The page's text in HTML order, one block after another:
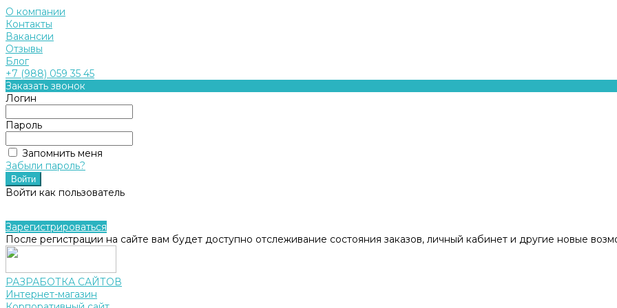
О компании
Контакты
Вакансии
Отзывы
Блог
+7 (988) 059 35 45
Заказать звонок
Логин
Пароль
Запомнить меня
Забыли пароль?
Войти как пользователь
Зарегистрироваться
После регистрации на сайте вам будет доступно отслеживание состояния заказов, личный кабинет и другие новые
РАЗРАБОТКА САЙТОВ
Интернет-магазин